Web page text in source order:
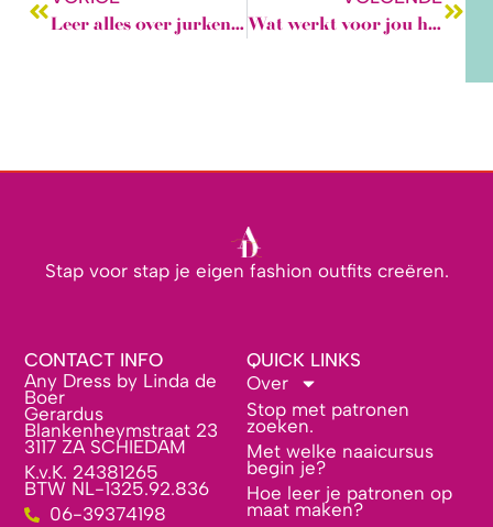
Leer alles over jurken dragen en maak je eigen jurk in één dag! Wat werkt voor jou het beste??
Stap voor stap je eigen fashion outfits creëren.
CONTACT INFO
Any Dress by Linda de
Boer
Gerardus
Blankenheymstraat 23
3117 ZA SCHIEDAM
K.v.K. 24381265
BTW NL-1325.92.836
06-39374198
QUICK LINKS
Over
Stop met patronen
zoeken.
Met welke naaicursus
begin je?
Hoe leer je patronen op
maat maken?